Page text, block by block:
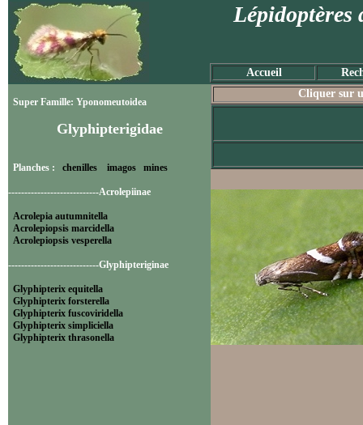
Lépidoptères
Accueil
Super Famille: Yponomeutoidea
Glyphipterigidae
Planches : chenilles imagos mines
----------------------------Acrolepiinae
Acrolepia autumnitella
Acrolepiopsis marcidella
Acrolepiopsis vesperella
----------------------------Glyphipteriginae
Glyphipterix equitella
Glyphipterix forsterella
Glyphipterix fuscoviridella
Glyphipterix simpliciella
Glyphipterix thrasonella
Cliquer sur